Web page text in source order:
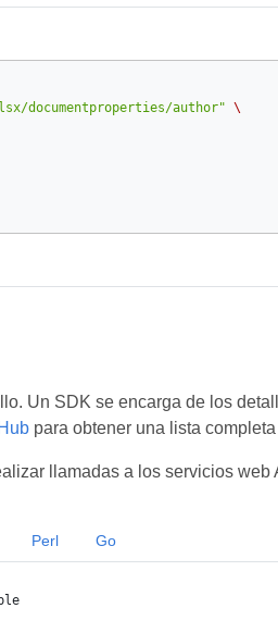
documentproperties/author" \
Un SDK se encarga de los
para obtener una lista
llamadas a los servicios
Perl Go